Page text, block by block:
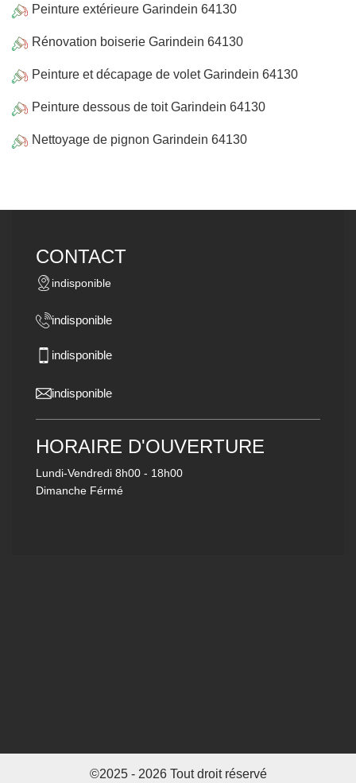
Peinture extérieure Garindein 64130
Rénovation boiserie Garindein 64130
Peinture et décapage de volet Garindein 64130
Peinture dessous de toit Garindein 64130
Nettoyage de pignon Garindein 64130
CONTACT
indisponible
indisponible
indisponible
indisponible
HORAIRE D'OUVERTURE
Lundi-Vendredi 8h00 - 18h00
Dimanche Férmé
©2025 - 2026 Tout droit réservé